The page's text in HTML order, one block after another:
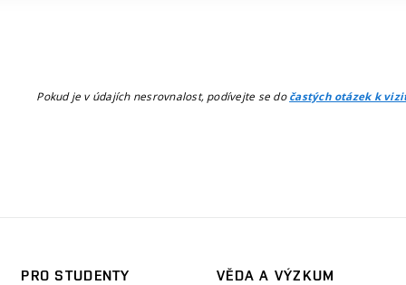
Pokud je v údajích nesrovnalost, podívejte se dočastých otázek k
PRO STUDENTY
VĚDA A VÝZKUM